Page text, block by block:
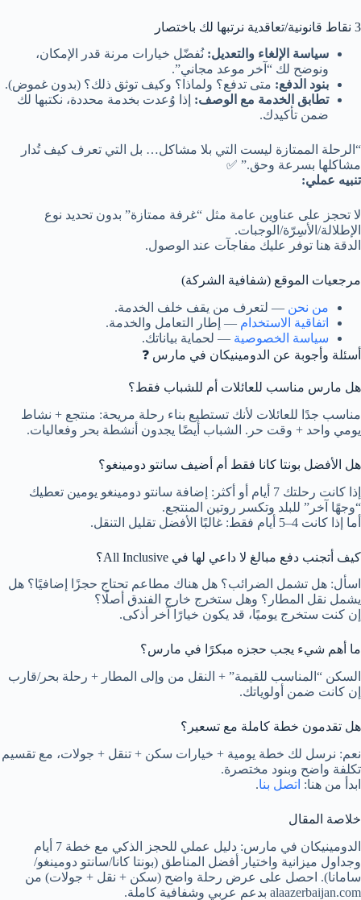
3 نقاط قانونية/تعاقدية نرتبها لك باختصار
سياسة الإلغاء والتعديل: نُفضّل خيارات مرنة قدر الإمكان،
ونوضح لك “آخر موعد مجاني”.
بنود الدفع: متى تدفع؟ ولماذا؟ وكيف توثق ذلك؟ (بدون غموض).
تطابق الخدمة مع الوصف: إذا وُعدت بخدمة محددة، نكتبها لك
ضمن تأكيدك.
“الرحلة الممتازة ليست التي بلا مشاكل… بل التي تعرف كيف تُدار
مشاكلها بسرعة وحق.” ✅
تنبيه عملي:
لا تحجز على عناوين عامة مثل “غرفة ممتازة” بدون تحديد نوع
الإطلالة/الأسِرّة/الوجبات.
الدقة هنا توفر عليك مفاجآت عند الوصول.
مرجعيات الموقع (شفافية الشركة)
من نحن — لتعرف من يقف خلف الخدمة.
اتفاقية الاستخدام — إطار التعامل والخدمة.
سياسة الخصوصية — لحماية بياناتك.
أسئلة وأجوبة عن الدومينيكان في مارس ❓
هل مارس مناسب للعائلات أم للشباب فقط؟
مناسب جدًا للعائلات لأنك تستطيع بناء رحلة مريحة: منتجع + نشاط
يومي واحد + وقت حر. الشباب أيضًا يجدون أنشطة بحر وفعاليات.
هل الأفضل بونتا كانا فقط أم أضيف سانتو دومينغو؟
إذا كانت رحلتك 7 أيام أو أكثر: إضافة سانتو دومينغو يومين تعطيك
“وجهًا آخر” للبلد وتكسر روتين المنتجع.
أما إذا كانت 4–5 أيام فقط: غالبًا الأفضل تقليل التنقل.
كيف أتجنب دفع مبالغ لا داعي لها في All Inclusive؟
اسأل: هل تشمل الضرائب؟ هل هناك مطاعم تحتاج حجزًا إضافيًا؟ هل
يشمل نقل المطار؟ وهل ستخرج خارج الفندق أصلًا؟
إن كنت ستخرج يوميًا، قد يكون خيارًا آخر أذكى.
ما أهم شيء يجب حجزه مبكرًا في مارس؟
السكن “المناسب للقيمة” + النقل من وإلى المطار + رحلة بحر/قارب
إن كانت ضمن أولوياتك.
هل تقدمون خطة كاملة مع تسعير؟
نعم: نرسل لك خطة يومية + خيارات سكن + تنقل + جولات، مع تقسيم
تكلفة واضح وبنود مختصرة.
ابدأ من هنا: اتصل بنا.
خلاصة المقال
الدومينيكان في مارس: دليل عملي للحجز الذكي مع خطة 7 أيام
وجداول ميزانية واختيار أفضل المناطق (بونتا كانا/سانتو دومينغو/
سامانا). احصل على عرض رحلة واضح (سكن + نقل + جولات) من
alaazerbaijan.com بدعم عربي وشفافية كاملة.